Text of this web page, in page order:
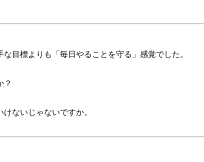
目標よりも「毎日やることを守る」感覚でした。
？
ないじゃないですか。